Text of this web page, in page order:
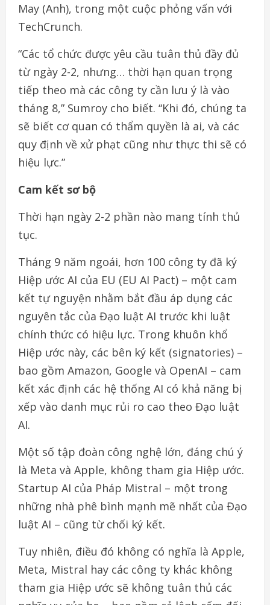
May (Anh), trong một cuộc phỏng vấn với
TechCrunch.
“Các tổ chức được yêu cầu tuân thủ đầy đủ
từ ngày 2-2, nhưng… thời hạn quan trọng
tiếp theo mà các công ty cần lưu ý là vào
tháng 8,” Sumroy cho biết. “Khi đó, chúng ta
sẽ biết cơ quan có thẩm quyền là ai, và các
quy định về xử phạt cũng như thực thi sẽ có
hiệu lực.”
Cam kết sơ bộ
Thời hạn ngày 2-2 phần nào mang tính thủ
tục.
Tháng 9 năm ngoái, hơn 100 công ty đã ký
Hiệp ước AI của EU (EU AI Pact) – một cam
kết tự nguyện nhằm bắt đầu áp dụng các
nguyên tắc của Đạo luật AI trước khi luật
chính thức có hiệu lực. Trong khuôn khổ
Hiệp ước này, các bên ký kết (signatories) –
bao gồm Amazon, Google và OpenAI – cam
kết xác định các hệ thống AI có khả năng bị
xếp vào danh mục rủi ro cao theo Đạo luật
AI.
Một số tập đoàn công nghệ lớn, đáng chú ý
là Meta và Apple, không tham gia Hiệp ước.
Startup AI của Pháp Mistral – một trong
những nhà phê bình mạnh mẽ nhất của Đạo
luật AI – cũng từ chối ký kết.
Tuy nhiên, điều đó không có nghĩa là Apple,
Meta, Mistral hay các công ty khác không
tham gia Hiệp ước sẽ không tuân thủ các